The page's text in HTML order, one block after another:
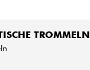
TROMMELN